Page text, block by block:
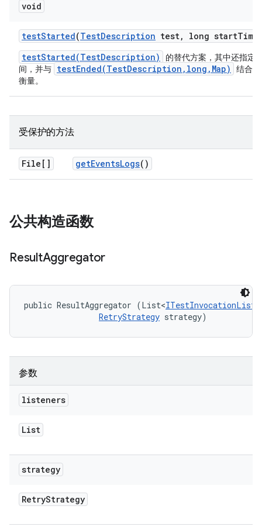
void
testStarted(TestDescription test, long start
testStarted(TestDescription)
的替代方案，其中还指定
间，并与 testEnded(TestDescription,long,Map)
结合
衡量。
受保护的方法
File[] getEventsLogs()
公共构造函数
ResultAggregator
public ResultAggregator (List<
RetryStrategy strategy)
参数
listeners
List
strategy
RetryStrategy